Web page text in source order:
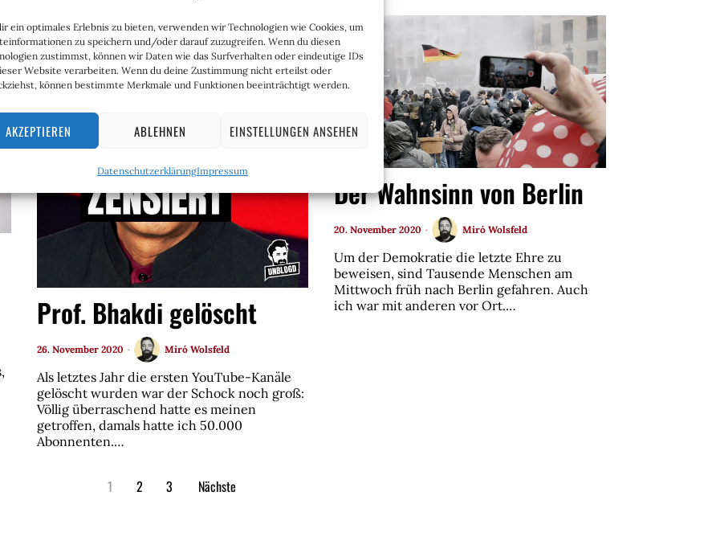
ein optimales Erlebnis zu bieten, verwenden wir Technologien wie Cookies, um
zu speichern und/oder darauf zuzugreifen. Wenn du diesen
zustimmst, können wir Daten wie das Surfverhalten oder eindeutige IDs
Website verarbeiten. Wenn du deine Zustimmung nicht erteilst oder
können bestimmte Merkmale und Funktionen beeinträchtigt werden.
AKZEPTIEREN ABLEHNEN EINSTELLUNGEN ANSEHEN
DatenschutzerklärungImpressum
Prof. Bhakdi gelöscht
26. November 2020 Miró Wolsfeld
Als letztes Jahr die ersten YouTube-Kanäle
gelöscht wurden war der Schock noch groß:
Völlig überraschend hatte es meinen
getroffen, damals hatte ich 50.000
Abonnenten.…
Der Wahnsinn von Berlin
20. November 2020 Miró Wolsfeld
Um der Demokratie die letzte Ehre zu
beweisen, sind Tausende Menschen am
Mittwoch früh nach Berlin gefahren. Auch
ich war mit anderen vor Ort.…
1 2 3 Nächste